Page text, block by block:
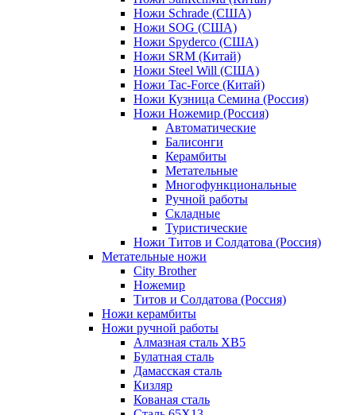
Ножи Schrade (США)
Ножи SOG (США)
Ножи Spyderco (США)
Ножи SRM (Китай)
Ножи Steel Will (США)
Ножи Tac-Force (Китай)
Ножи Кузница Семина (Россия)
Ножи Ножемир (Россия)
Автоматические
Балисонги
Керамбиты
Метательные
Многофункциональные
Ручной работы
Складные
Туристические
Ножи Титов и Солдатова (Россия)
Метательные ножи
City Brother
Ножемир
Титов и Солдатова (Россия)
Ножи керамбиты
Ножи ручной работы
Алмазная сталь ХВ5
Булатная сталь
Дамасская сталь
Кизляр
Кованая сталь